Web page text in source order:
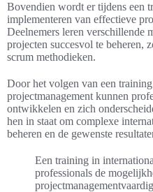
Bovendien wordt er tijdens een
implementeren van effectieve
Deelnemers leren verschillende
projecten succesvol te beheren,
scrum methodieken.
Door het volgen van een
projectmanagement kunnen
ontwikkelen en zich
hen in staat om complexe
beheren en de gewenste
Een training in
professionals de